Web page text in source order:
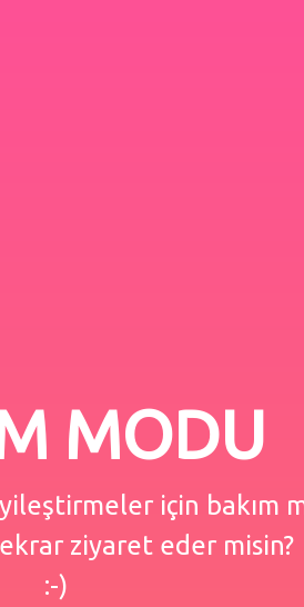
MODU
için bakım
ziyaret eder misin?
:-)